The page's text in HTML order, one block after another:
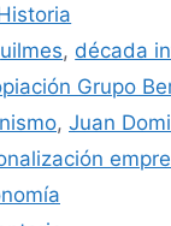
, década
Grupo
, Juan